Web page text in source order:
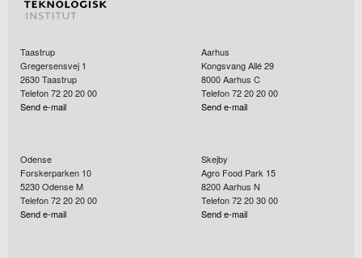
Taastrup
Gregersensvej 1
2630Taastrup
Telefon 72 20 20 00
Send e-mail
Aarhus
Kongsvang Allé 29
8000Aarhus C
Telefon 72 20 20 00
Send e-mail
Odense
Forskerparken 10
5230Odense M
Telefon 72 20 20 00
Send e-mail
Skejby
Agro Food Park 15
8200Aarhus N
Telefon 72 20 30 00
Send e-mail